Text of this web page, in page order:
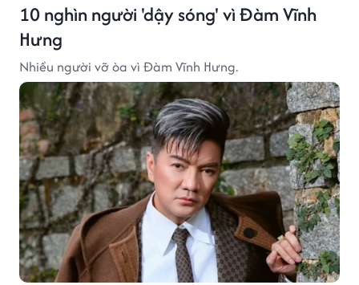
10 nghìn người 'dậy sóng' vì Đàm Vĩnh
Hưng
Nhiều người vỡ òa vì Đàm Vĩnh Hưng.